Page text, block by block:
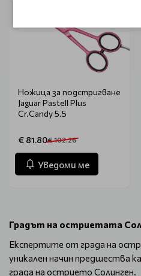
Ножица за подстригване
Jaguar Pastell Plus
Cr.Candy 5.5
€ 81.80€ 102.26
Уведоми ме
Градът на остриетата
Експертите от града на
уникален начин предшества
града на острието Солинген.